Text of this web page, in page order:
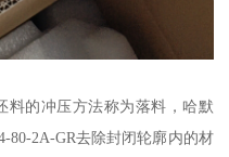
料的冲压方法称为落料，哈默
80-2A-GR去除封闭轮廓内的材